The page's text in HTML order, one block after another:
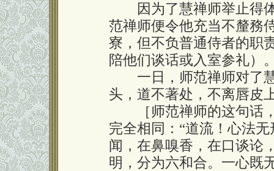
因为了慧禅师举止得体
范禅师便令他充当不釐務
寮，但不负普通侍者的职
陪他们谈话或入室参礼）
一日，师范禅师对了慧
头，道不著处，不离唇皮
［师范禅师的这句话，
完全相同：“道流！心法
闻，在鼻嗅香，在口谈论
明，分为六和合。一心既